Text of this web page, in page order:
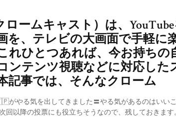
ロームキャスト）は、
を、テレビの大画面で手軽に
れひとつあれば、今お持ちの
ンテンツ視聴などに対応した
記事では、そんなクローム
がやる気を出してきました〓やる気があるのはいい
回以降の投票にも役立ちそうなので、残しておきます